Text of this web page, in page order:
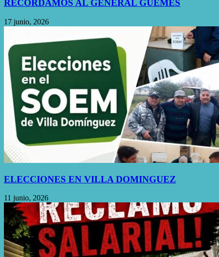
RECORDAMOS AL GENERAL GÜEMES
17 junio, 2026
ELECCIONES EN VILLA DOMINGUEZ
11 junio, 2026